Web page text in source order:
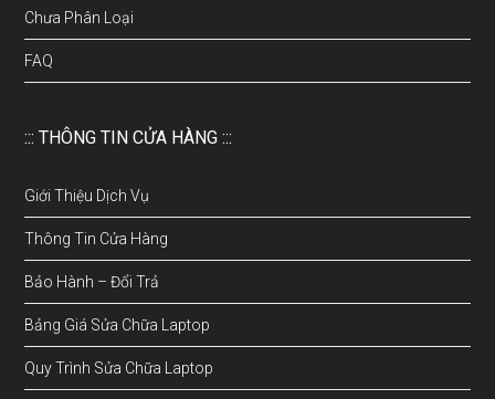
Chưa Phân Loại
FAQ
::: THÔNG TIN CỬA HÀNG :::
Giới Thiệu Dịch Vụ
Thông Tin Cửa Hàng
Bảo Hành – Đổi Trả
Bảng Giá Sửa Chữa Laptop
Quy Trình Sửa Chữa Laptop